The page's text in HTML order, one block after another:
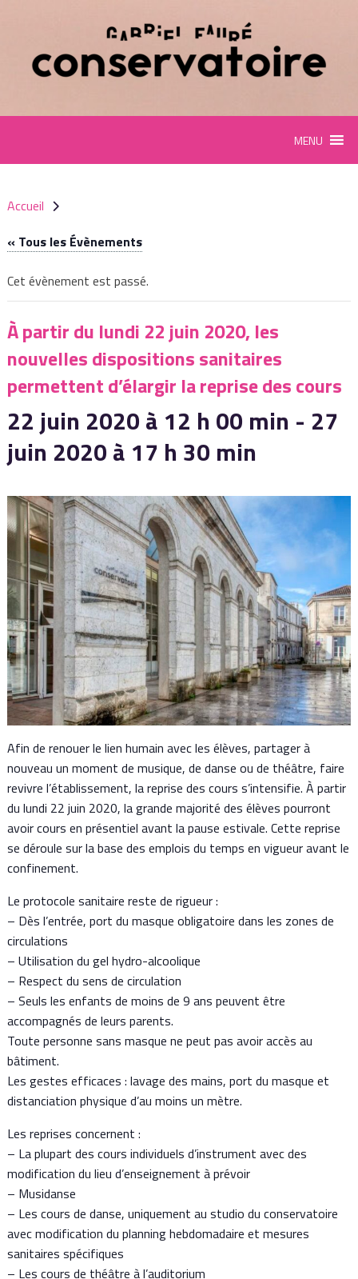
MENU
Accueil
« Tous les Évènements
Cet évènement est passé.
À partir du lundi 22 juin 2020, les
nouvelles dispositions sanitaires
permettent d’élargir la reprise des cours
22 juin 2020 à 12 h 00 min - 27
juin 2020 à 17 h 30 min
Afin de renouer le lien humain avec les élèves, partager à
nouveau un moment de musique, de danse ou de théâtre, faire
revivre l’établissement, la reprise des cours s’intensifie. À partir
du lundi 22 juin 2020, la grande majorité des élèves pourront
avoir cours en présentiel avant la pause estivale. Cette reprise
se déroule sur la base des emplois du temps en vigueur avant le
confinement.
Le protocole sanitaire reste de rigueur :
– Dès l’entrée, port du masque obligatoire dans les zones de
circulations
– Utilisation du gel hydro-alcoolique
– Respect du sens de circulation
– Seuls les enfants de moins de 9 ans peuvent être
accompagnés de leurs parents.
Toute personne sans masque ne peut pas avoir accès au
bâtiment.
Les gestes efficaces : lavage des mains, port du masque et
distanciation physique d’au moins un mètre.
Les reprises concernent :
– La plupart des cours individuels d’instrument avec des
modification du lieu d’enseignement à prévoir
– Musidanse
– Les cours de danse, uniquement au studio du conservatoire
avec modification du planning hebdomadaire et mesures
sanitaires spécifiques
– Les cours de théâtre à l’auditorium